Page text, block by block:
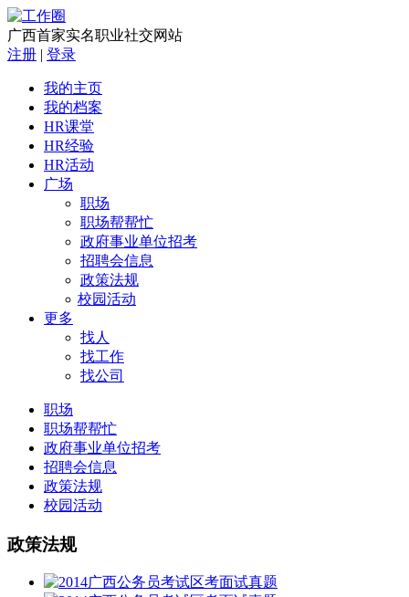
广西首家实名职业社交网站
注册 | 登录
我的主页
我的档案
HR课堂
HR经验
HR活动
广场
职场
职场帮帮忙
政府事业单位招考
招聘会信息
政策法规
校园活动
更多
找人
找工作
找公司
职场
职场帮帮忙
政府事业单位招考
招聘会信息
政策法规
校园活动
政策法规